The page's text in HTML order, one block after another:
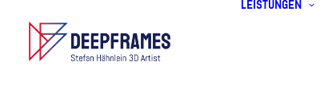
LEISTUNGEN